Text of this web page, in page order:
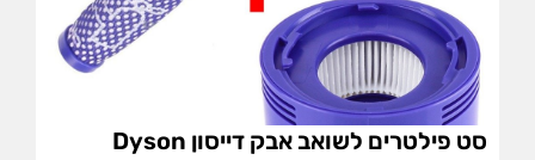
סט פילטרים לשואב אבק דייסון Dyson